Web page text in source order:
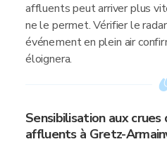
affluents peut arriver plus
ne le permet. Vérifier le
événement en plein air
éloignera.
Sensibilisation aux
affluents à Gretz-